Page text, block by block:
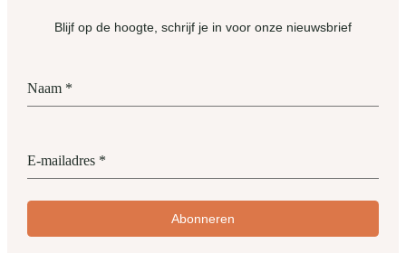
Blijf op de hoogte, schrijf je in voor onze nieuwsbrief
Naam *
E-mailadres *
Abonneren